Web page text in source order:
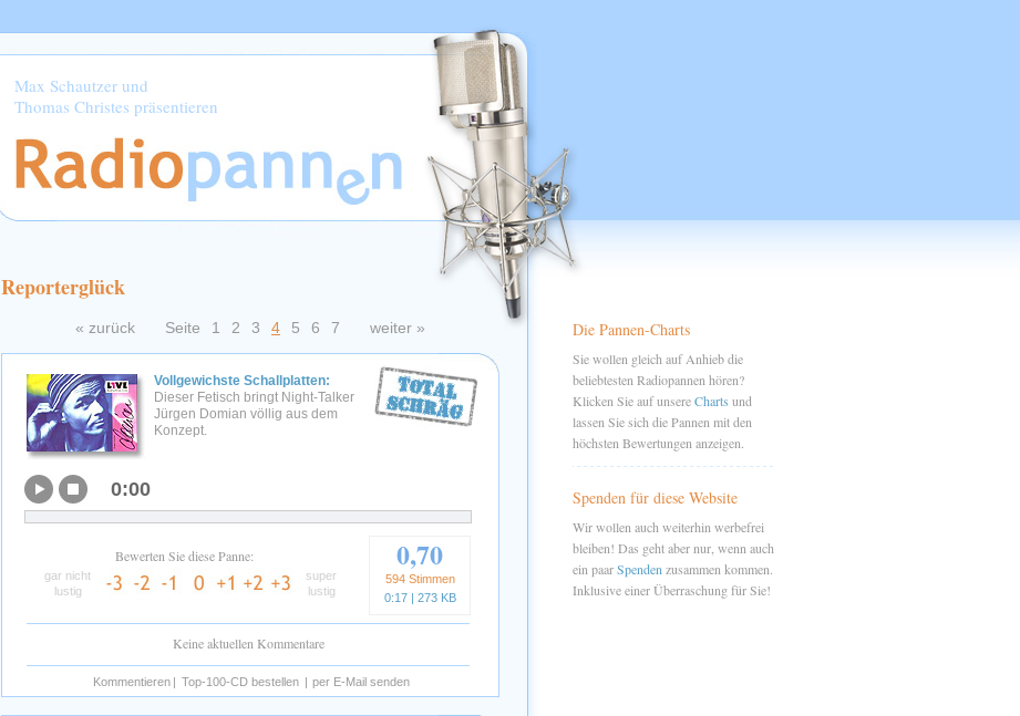
Max Schautzer und
Thomas Christes präsentieren
Reporterglück
« zurück Seite 1 2 3 4 5 6 7 weiter »
Vollgewichste Schallplatten:
Dieser Fetisch bringt Night-Talker
Jürgen Domian völlig aus dem
Konzept.
0:00
Bewerten Sie diese Panne:
gar nicht
lustig
super
lustig
0,70
594 Stimmen
0:17 | 273 KB
Keine aktuellen Kommentare
Kommentieren | Top-100-CD bestellen | per E-Mail senden
Die Pannen-Charts
Sie wollen gleich auf Anhieb die
beliebtesten Radiopannen hören?
Klicken Sie auf unsereCharts und
lassen Sie sich die Pannen mit den
höchsten Bewertungen anzeigen.
Spenden für diese Website
Wir wollen auch weiterhin werbefrei
bleiben! Das geht aber nur, wenn auch
ein paarSpenden zusammen kommen.
Inklusive einer Überraschung für Sie!